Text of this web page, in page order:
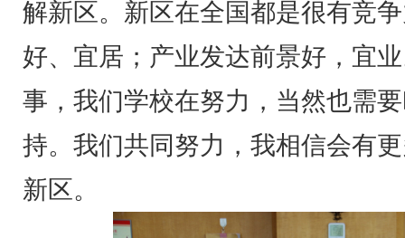
解新区。新区在全国都是很有竞
好、宜居；产业发达前景好，宜
事，我们学校在努力，当然也需
持。我们共同努力，我相信会有
新区。